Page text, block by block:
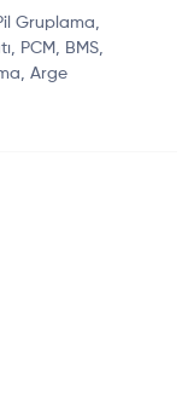
Gruplama,
PCM, BMS,
Arge